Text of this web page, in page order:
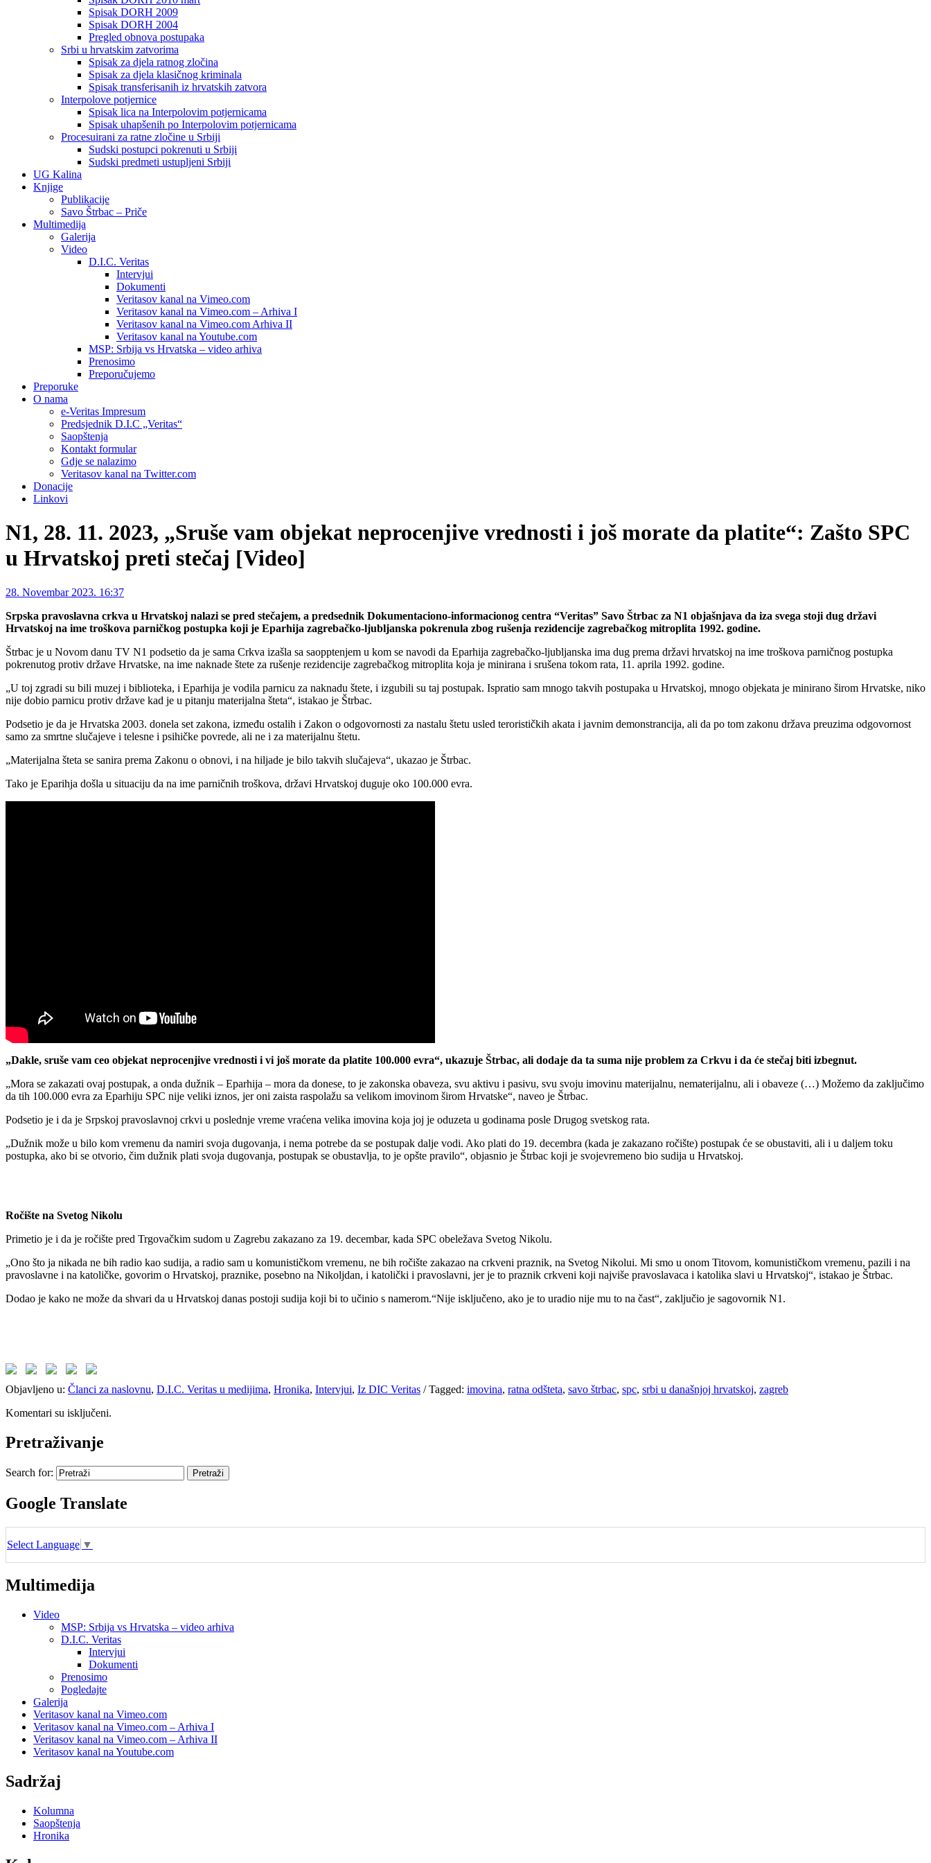
Spisak DORH 2009
Spisak DORH 2004
Pregled obnova postupaka
Srbi u hrvatskim zatvorima
Spisak za djela ratnog zločina
Spisak za djela klasičnog kriminala
Spisak transferisanih iz hrvatskih zatvora
Interpolove potjernice
Spisak lica na Interpolovim potjernicama
Spisak uhapšenih po Interpolovim potjernicama
Procesuirani za ratne zločine u Srbiji
Sudski postupci pokrenuti u Srbiji
Sudski predmeti ustupljeni Srbiji
UG Kalina
Knjige
Publikacije
Savo Štrbac – Priče
Multimedija
Galerija
Video
D.I.C. Veritas
Intervjui
Dokumenti
Veritasov kanal na Vimeo.com
Veritasov kanal na Vimeo.com – Arhiva I
Veritasov kanal na Vimeo.com Arhiva II
Veritasov kanal na Youtube.com
MSP: Srbija vs Hrvatska – video arhiva
Prenosimo
Preporučujemo
Preporuke
O nama
e-Veritas Impresum
Predsjednik D.I.C „Veritas“
Saopštenja
Kontakt formular
Gdje se nalazimo
Veritasov kanal na Twitter.com
Donacije
Linkovi
N1, 28. 11. 2023, „Sruše vam objekat neprocenjive vrednosti i još morate da platite“: Zašto SPC
u Hrvatskoj preti stečaj [Video]
28. Novembar 2023. 16:37
Srpska pravoslavna crkva u Hrvatskoj nalazi se pred stečajem, a predsednik Dokumentaciono-informacionog centra “Veritas” Savo Štrbac za N1 objašnjava da iza svega stoji dug državi
Hrvatskoj na ime troškova parničkog postupka koji je Eparhija zagrebačko-ljubljanska pokrenula zbog rušenja rezidencije zagrebačkog mitroplita 1992. godine.
Štrbac je u Novom danu TV N1 podsetio da je sama Crkva izašla sa saopptenjem u kom se navodi da Eparhija zagrebačko-ljubljanska ima dug prema državi hrvatskoj na ime troškova parničnog postupka
pokrenutog protiv države Hrvatske, na ime naknade štete za rušenje rezidencije zagrebačkog mitroplita koja je minirana i srušena tokom rata, 11. aprila 1992. godine.
„U toj zgradi su bili muzej i biblioteka, i Eparhija je vodila parnicu za naknadu štete, i izgubili su taj postupak. Ispratio sam mnogo takvih postupaka u Hrvatskoj, mnogo objekata je minirano širom Hrvatske, niko
nije dobio parnicu protiv države kad je u pitanju materijalna šteta“, istakao je Štrbac.
Podsetio je da je Hrvatska 2003. donela set zakona, između ostalih i Zakon o odgovornosti za nastalu štetu usled terorističkih akata i javnim demonstrancija, ali da po tom zakonu država preuzima odgovornost
samo za smrtne slučajeve i telesne i psihičke povrede, ali ne i za materijalnu štetu.
„Materijalna šteta se sanira prema Zakonu o obnovi, i na hiljade je bilo takvih slučajeva“, ukazao je Štrbac.
Tako je Eparihja došla u situaciju da na ime parničnih troškova, državi Hrvatskoj duguje oko 100.000 evra.
„Dakle, sruše vam ceo objekat neprocenjive vrednosti i vi još morate da platite 100.000 evra“, ukazuje Štrbac, ali dodaje da ta suma nije problem za Crkvu i da će stečaj biti izbegnut.
„Mora se zakazati ovaj postupak, a onda dužnik – Eparhija – mora da donese, to je zakonska obaveza, svu aktivu i pasivu, svu svoju imovinu materijalnu, nematerijalnu, ali i obaveze (…) Možemo da zaključimo
da tih 100.000 evra za Eparhiju SPC nije veliki iznos, jer oni zaista raspolažu sa velikom imovinom širom Hrvatske“, naveo je Štrbac.
Podsetio je i da je Srpskoj pravoslavnoj crkvi u poslednje vreme vraćena velika imovina koja joj je oduzeta u godinama posle Drugog svetskog rata.
„Dužnik može u bilo kom vremenu da namiri svoja dugovanja, i nema potrebe da se postupak dalje vodi. Ako plati do 19. decembra (kada je zakazano ročište) postupak će se obustaviti, ali i u daljem toku
postupka, ako bi se otvorio, čim dužnik plati svoja dugovanja, postupak se obustavlja, to je opšte pravilo“, objasnio je Štrbac koji je svojevremeno bio sudija u Hrvatskoj.
Ročište na Svetog Nikolu
Primetio je i da je ročište pred Trgovačkim sudom u Zagrebu zakazano za 19. decembar, kada SPC obeležava Svetog Nikolu.
„Ono što ja nikada ne bih radio kao sudija, a radio sam u komunističkom vremenu, ne bih ročište zakazao na crkveni praznik, na Svetog Nikolui. Mi smo u onom Titovom, komunističkom vremenu, pazili i na
pravoslavne i na katoličke, govorim o Hrvatskoj, praznike, posebno na Nikoljdan, i katolički i pravoslavni, jer je to praznik crkveni koji najviše pravoslavaca i katolika slavi u Hrvatskoj“, istakao je Štrbac.
Dodao je kako ne može da shvari da u Hrvatskoj danas postoji sudija koji bi to učinio s namerom.“Nije isključeno, ako je to uradio nije mu to na čast“, zaključio je sagovornik N1.
Objavljeno u: Članci za naslovnu, D.I.C. Veritas u medijima, Hronika, Intervjui, Iz DIC Veritas /Tagged: imovina, ratna odšteta, savo štrbac, spc, srbi u današnjoj hrvatskoj, zagreb
Komentari su isključeni.
Pretraživanje
Search for:
Google Translate
Select Language ▼
Multimedija
Video
MSP: Srbija vs Hrvatska – video arhiva
D.I.C. Veritas
Intervjui
Dokumenti
Prenosimo
Pogledajte
Galerija
Veritasov kanal na Vimeo.com
Veritasov kanal na Vimeo.com – Arhiva I
Veritasov kanal na Vimeo.com – Arhiva II
Veritasov kanal na Youtube.com
Sadržaj
Kolumna
Saopštenja
Hronika